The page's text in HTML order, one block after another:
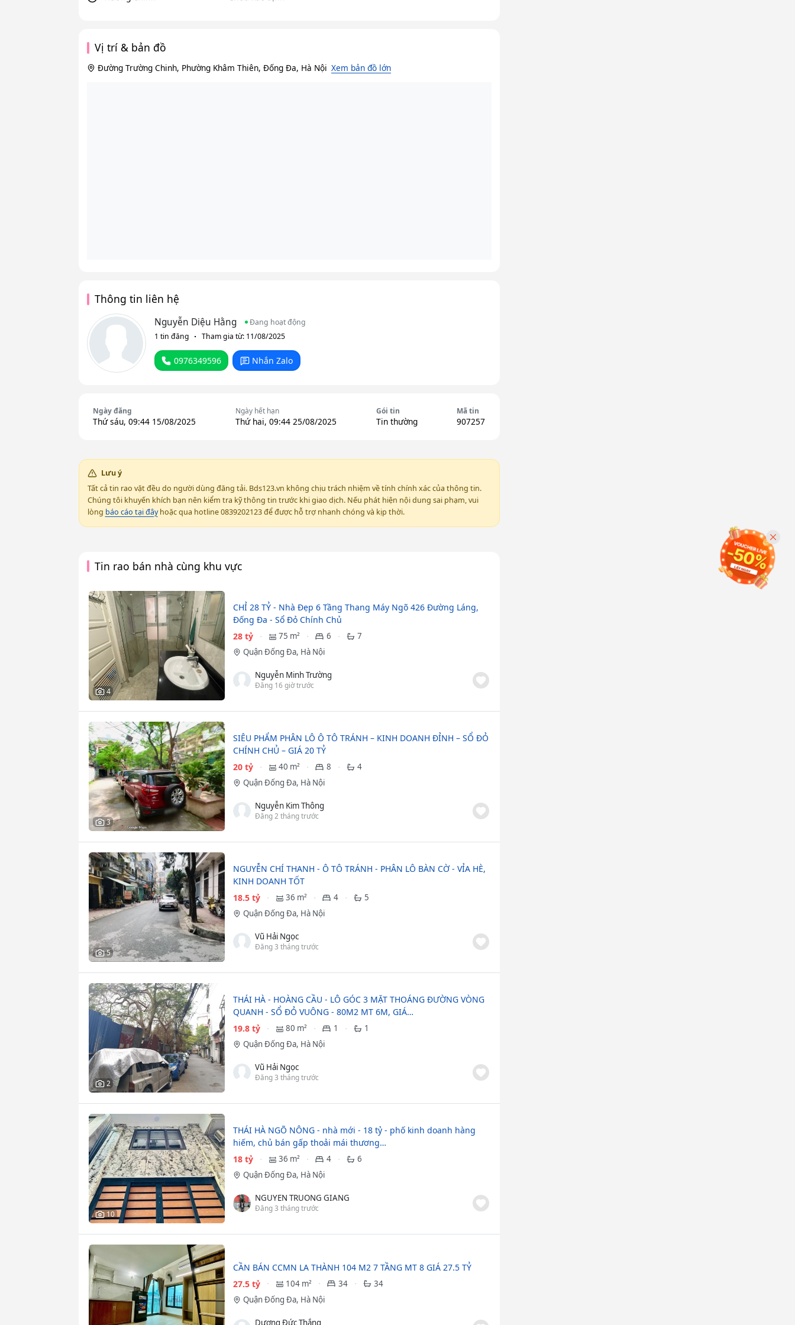
Vị trí & bản đồ
Đường Trường Chinh, Phường Khâm Thiên, Đống Đa, Hà Nội Xem bản đồ lớn
Thông tin liên hệ
Nguyễn Diệu Hằng
Đang hoạt động
1 tin đăng
Tham gia từ: 11/08/2025
0976349596 Nhắn Zalo
Ngày đăng
Thứ sáu, 09:44 15/08/2025
Ngày hết hạn
Thứ hai, 09:44 25/08/2025
Gói tin
Tin thường
Mã tin
907257
Lưu ý
Tất cả tin rao vặt đều do người dùng đăng tải. Bds123.vn không chịu trách nhiệm về tính chính xác của thông tin.
Chúng tôi khuyến khích bạn nên kiểm tra kỹ thông tin trước khi giao dịch. Nếu phát hiện nội dung sai phạm, vui
lòng báo cáo tại đâyhoặc qua hotline 0839202123 để được hỗ trợ nhanh chóng và kịp thời.
Tin rao bán nhà cùng khu vực
4
CHỈ 28 TỶ - Nhà Đẹp 6 Tầng Thang Máy Ngõ 426 Đường Láng,
Đống Đa - Sổ Đỏ Chính Chủ
28 tỷ
75 m² 6
7
Quận Đống Đa, Hà Nội
Nguyễn Minh Trường
Đăng 16 giờ trước
3
SIÊU PHẨM PHÂN LÔ Ô TÔ TRÁNH – KINH DOANH ĐỈNH – SỔ ĐỎ
CHÍNH CHỦ – GIÁ 20 TỶ
20 tỷ
40 m² 8
4
Quận Đống Đa, Hà Nội
Nguyễn Kim Thông
Đăng 2 tháng trước
5
NGUYỄN CHÍ THANH - Ô TÔ TRÁNH - PHÂN LÔ BÀN CỜ - VỈA HÈ,
KINH DOANH TỐT
18.5 tỷ
36 m² 4
5
Quận Đống Đa, Hà Nội
Vũ Hải Ngọc
Đăng 3 tháng trước
2
THÁI HÀ - HOÀNG CẦU - LÔ GÓC 3 MẶT THOÁNG ĐƯỜNG VÒNG
QUANH - SỔ ĐỎ VUÔNG - 80M2 MT 6M, GIÁ…
19.8 tỷ
80 m² 1
1
Quận Đống Đa, Hà Nội
Vũ Hải Ngọc
Đăng 3 tháng trước
10
THÁI HÀ NGÕ NÔNG - nhà mới - 18 tỷ - phố kinh doanh hàng
hiếm, chủ bán gấp thoải mái thương…
18 tỷ
36 m² 4
6
Quận Đống Đa, Hà Nội
NGUYEN TRUONG GIANG
Đăng 3 tháng trước
CẦN BÁN CCMN LA THÀNH 104 M2 7 TẦNG MT 8 GIÁ 27.5 TỶ
27.5 tỷ
104 m² 34
34
Quận Đống Đa, Hà Nội
Dương Đức Thắng